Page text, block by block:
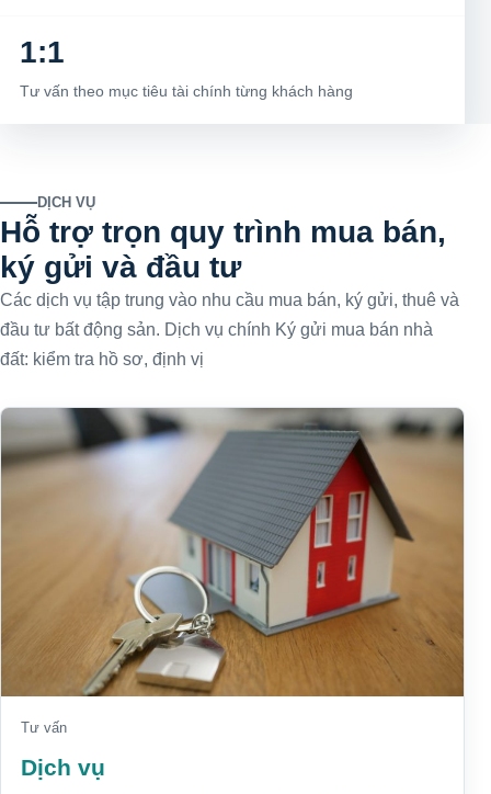
1:1
Tư vấn theo mục tiêu tài chính từng khách hàng
DỊCH VỤ
Hỗ trợ trọn quy trình mua bán,
ký gửi và đầu tư
Các dịch vụ tập trung vào nhu cầu mua bán, ký gửi, thuê và
đầu tư bất động sản. Dịch vụ chính Ký gửi mua bán nhà
đất: kiểm tra hồ sơ, định vị
Tư vấn
Dịch vụ